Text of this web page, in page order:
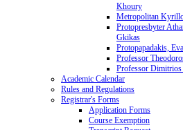
Khoury
Metropolitan
Protopresbyter
Gkikas
Protopapadakis,
Professor
Professor
Academic Calendar
Rules and Regulations
Registrar's Forms
Application Forms
Course Exemption